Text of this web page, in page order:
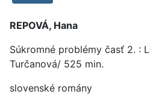
REPOVÁ, Hana
Súkromné problémy časť 2. :
Turčanová/ 525 min.
slovenské romány